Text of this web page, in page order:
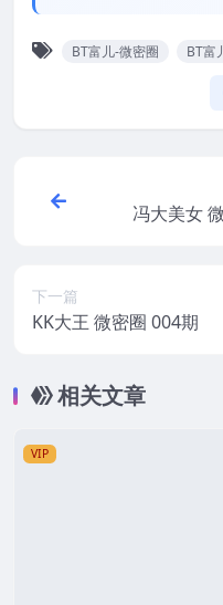
BT富儿-微密圈 BT富
冯大美女
下一篇
KK大王 微密圈 004期
相关文章
VIP